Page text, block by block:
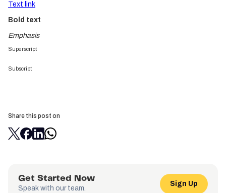
Text link
Bold text
Emphasis
Superscript
Subscript
Share this post on
Get Started Now
Speak with our team.
Sign Up